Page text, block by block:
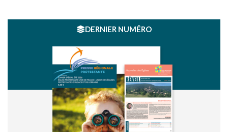
DERNIER NUMÉRO